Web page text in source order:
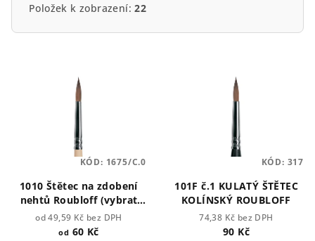
Položek k zobrazení:22
1010 Štětec na zdobení
nehtů Roubloff (vybrat
velikost)
od 49,59 Kč bez DPH
od 60 Kč
KÓD: 1675/C.0
101F č.1 KULATÝ ŠTĚTEC
KOLÍNSKÝ ROUBLOFF
74,38 Kč bez DPH
90 Kč
KÓD: 317